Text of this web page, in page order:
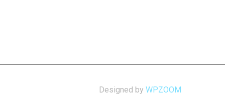
Designed by WPZOOM